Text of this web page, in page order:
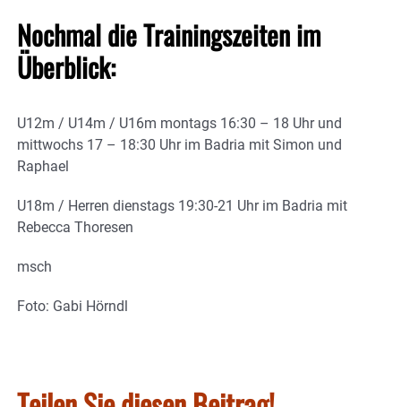
Nochmal die Trainingszeiten im
Überblick:
U12m / U14m / U16m montags 16:30 – 18 Uhr und
mittwochs 17 – 18:30 Uhr im Badria mit Simon und
Raphael
U18m / Herren dienstags 19:30-21 Uhr im Badria mit
Rebecca Thoresen
msch
Foto: Gabi Hörndl